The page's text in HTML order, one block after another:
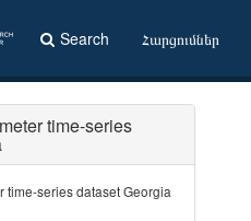
Search Հարցումներ
time-series
time-series dataset Georgia